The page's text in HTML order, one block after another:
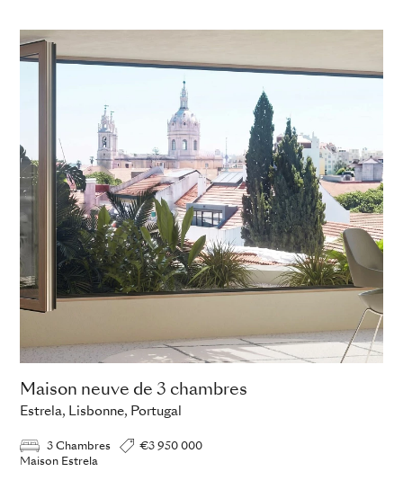
Maison neuve de 3 chambres
Estrela, Lisbonne, Portugal
3 Chambres
€3 950 000
Maison Estrela